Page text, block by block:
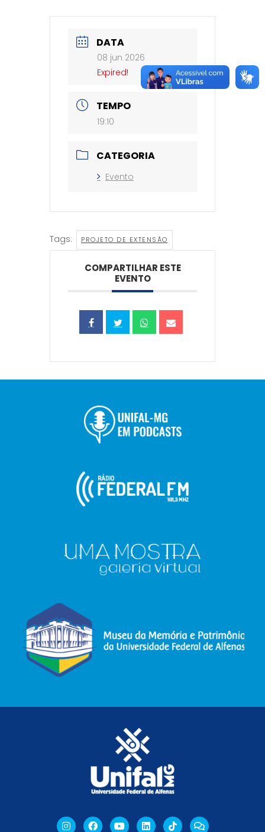
DATA
08 jun 2026
Expired!
TEMPO
19:10
CATEGORIA
Evento
Tags: PROJETO DE EXTENSÃO
COMPARTILHAR ESTE
EVENTO